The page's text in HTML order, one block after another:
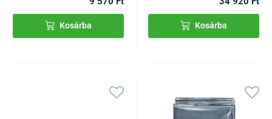
Kosárba Kosárba